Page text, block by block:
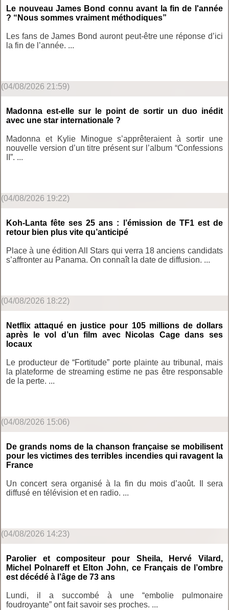
Le nouveau James Bond connu avant la fin de l'année
? “Nous sommes vraiment méthodiques”
Les fans de James Bond auront peut-être une réponse d’ici
la fin de l’année. ...
(04/08/2026 21:59)
Madonna est-elle sur le point de sortir un duo inédit
avec une star internationale ?
Madonna et Kylie Minogue s’apprêteraient à sortir une
nouvelle version d’un titre présent sur l’album “Confessions
II”. ...
(04/08/2026 19:22)
Koh-Lanta fête ses 25 ans : l’émission de TF1 est de
retour bien plus vite qu’anticipé
Place à une édition All Stars qui verra 18 anciens candidats
s’affronter au Panama. On connaît la date de diffusion. ...
(04/08/2026 18:22)
Netflix attaqué en justice pour 105 millions de dollars
après le vol d’un film avec Nicolas Cage dans ses
locaux
Le producteur de “Fortitude” porte plainte au tribunal, mais
la plateforme de streaming estime ne pas être responsable
de la perte. ...
(04/08/2026 15:06)
De grands noms de la chanson française se mobilisent
pour les victimes des terribles incendies qui ravagent la
France
Un concert sera organisé à la fin du mois d’août. Il sera
diffusé en télévision et en radio. ...
(04/08/2026 14:23)
Parolier et compositeur pour Sheila, Hervé Vilard,
Michel Polnareff et Elton John, ce Français de l’ombre
est décédé à l’âge de 73 ans
Lundi, il a succombé à une “embolie pulmonaire
foudroyante” ont fait savoir ses proches. ...